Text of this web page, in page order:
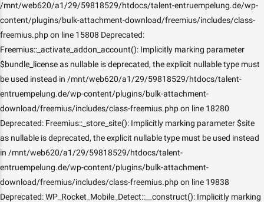
/mnt/web620/a1/29/59818529/htdocs/talent-entruempelung.de/wp-
content/plugins/bulk-attachment-download/freemius/includes/class-
freemius.php on line 15808 Deprecated:
Freemius::_activate_addon_account(): Implicitly marking parameter
$bundle_license as nullable is deprecated, the explicit nullable type must
be used instead in /mnt/web620/a1/29/59818529/htdocs/talent-
entruempelung.de/wp-content/plugins/bulk-attachment-
download/freemius/includes/class-freemius.php on line 18280
Deprecated: Freemius::_store_site(): Implicitly marking parameter $site
as nullable is deprecated, the explicit nullable type must be used instead
in /mnt/web620/a1/29/59818529/htdocs/talent-
entruempelung.de/wp-content/plugins/bulk-attachment-
download/freemius/includes/class-freemius.php on line 19838
Deprecated: WP_Rocket_Mobile_Detect::__construct(): Implicitly marking